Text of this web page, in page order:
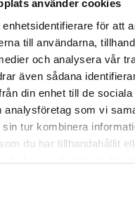
använder cookies
för att
till användarna,
och analysera vår
även sådana
din enhet till de
analysföretag som vi
tur kombinera
du har tillhandahållit
du har använt deras
Harmaa
€ 13 €
tuotteet